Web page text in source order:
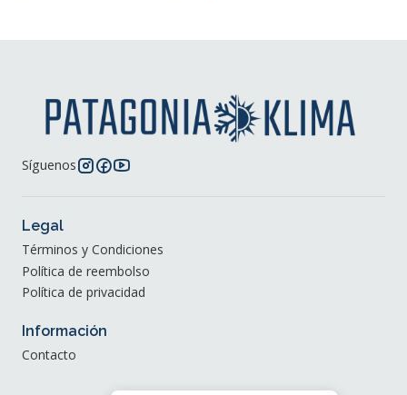
Síguenos
Legal
Términos y Condiciones
Política de reembolso
Política de privacidad
Información
Contacto